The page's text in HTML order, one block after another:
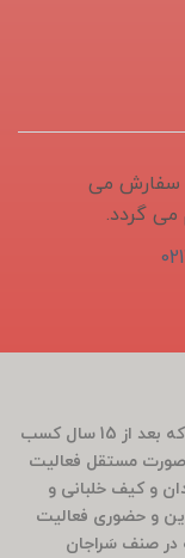
تا 1405/04/16 ثبت و سفارش می
فروشگاه سَراج باشی در بَهار سال 1400 (کارمندی که بعد از 15 سال کسب
مستقل فعالیت
و کیف خلبانی و
و حضوری فعالیت
در صنف سَراجان